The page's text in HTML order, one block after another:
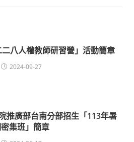
二八人權教師研習營」活動簡章
2024-09-27
推廣部台南分部招生「113年暑
集班」簡章